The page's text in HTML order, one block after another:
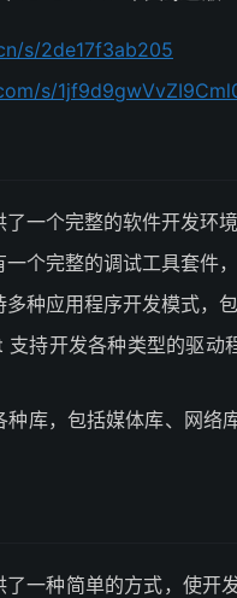
s/2de17f3ab205
s/
个完整的软件开发环境
完整的调试工具套件，
种应用程序开发模式，
持开发各种类型的驱动
库，包括媒体库、网络
一种简单的方式，使开